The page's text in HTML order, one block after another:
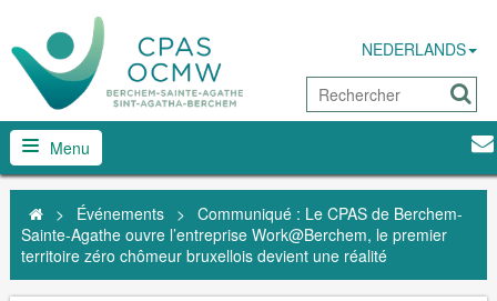
NEDERLANDS
Menu
> Événements > Communiqué : Le CPAS de Berchem-
Sainte-Agathe ouvre l’entreprise Work@Berchem, le premier
territoire zéro chômeur bruxellois devient une réalité